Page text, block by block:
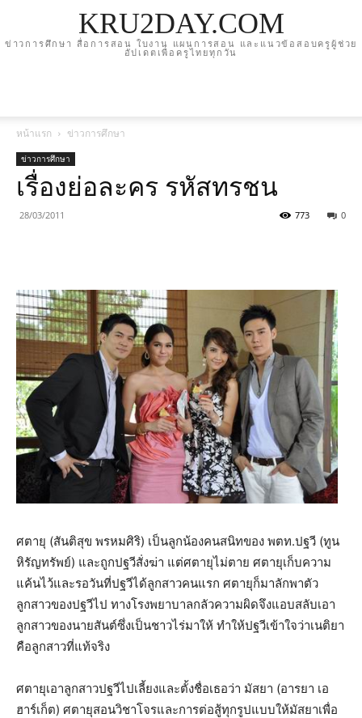
KRU2DAY.COM
ข่าวการศึกษา สื่อการสอน ใบงาน แผนการสอน และแนวข้อสอบครูผู้ช่วย
อัปเดตเพื่อครูไทยทุกวัน
หน้าแรก ข่าวการศึกษา
ข่าวการศึกษา
เรื่องย่อละคร รหัสทรชน
28/03/2011 0
773
ศตายุ (สันติสุข พรหมศิริ) เป็นลูกน้องคนสนิทของ พตท.ปฐวี (ทูน
หิรัญทรัพย์) และถูกปฐวีสั่งฆ่า แต่ศตายุไม่ตาย ศตายุเก็บความ
แค้นไว้และรอวันที่ปฐวีได้ลูกสาวคนแรก ศตายุก็มาลักพาตัว
ลูกสาวของปฐวีไป ทางโรงพยาบาลกลัวความผิดจึงแอบสลับเอา
ลูกสาวของนายสันต์ซึ่งเป็นชาวไร่มาให้ ทำให้ปฐวีเข้าใจว่าเนติยา
คือลูกสาวที่แท้จริง
ศตายุเอาลูกสาวปฐวีไปเลี้ยงและตั้งชื่อเธอว่า มัสยา (อารยา เอ
ฮาร์เก็ต) ศตายุสอนวิชาโจรและการต่อสู้ทุกรูปแบบให้มัสยาเพื่อ